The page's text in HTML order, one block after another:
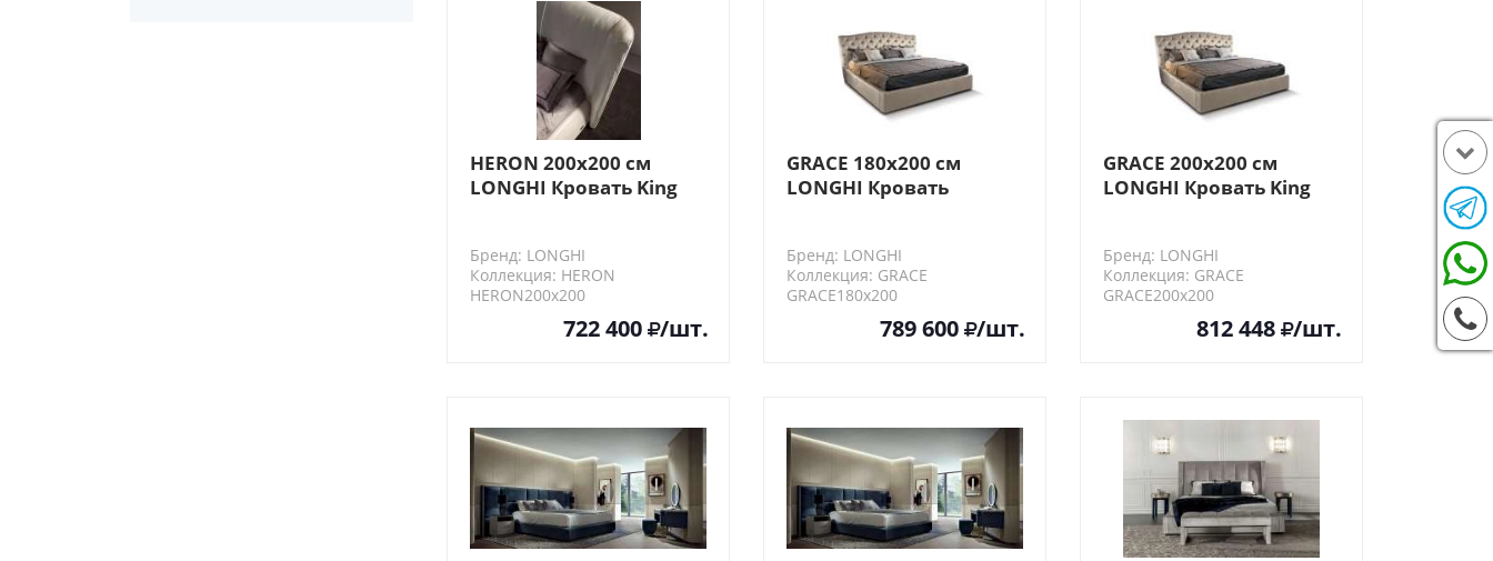
HERON 200х200 см
LONGHI Кровать King
Бренд: LONGHI
Коллекция: HERON
HERON200х200
722 400 /шт.
GRACE 180х200 см
LONGHI Кровать
Бренд: LONGHI
Коллекция: GRACE
GRACE180х200
789 600 /шт.
GRACE 200х200 см
LONGHI Кровать King
Бренд: LONGHI
Коллекция: GRACE
GRACE200х200
812 448 /шт.